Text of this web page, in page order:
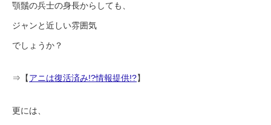
顎鬚の兵士の身長からしても、
ジャンと近しい雰囲気
でしょうか？
⇒【アニは復活済み!?情報提供!?】
更には、